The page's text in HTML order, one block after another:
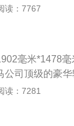
出色的系列之
富的配置受到
方向盘手感
发动机，但整
速较慢。
读：7767
毫米*1478
司顶级的豪
是宝马汽车的
搭载提升后的
读：7281